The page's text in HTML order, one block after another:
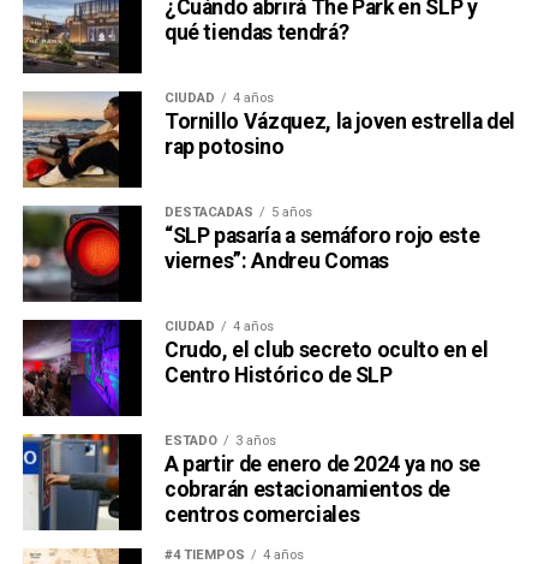
¿Cuándo abrirá The Park en SLP y
qué tiendas tendrá?
CIUDAD 4 años
Tornillo Vázquez, la joven estrella del
rap potosino
DESTACADAS 5 años
“SLP pasaría a semáforo rojo este
viernes”: Andreu Comas
CIUDAD 4 años
Crudo, el club secreto oculto en el
Centro Histórico de SLP
ESTADO 3 años
A partir de enero de 2024 ya no se
cobrarán estacionamientos de
centros comerciales
#4 TIEMPOS 4 años